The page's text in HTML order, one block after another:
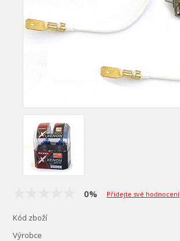
0% Přidejte své hodnocení
Kód zboží
Výrobce